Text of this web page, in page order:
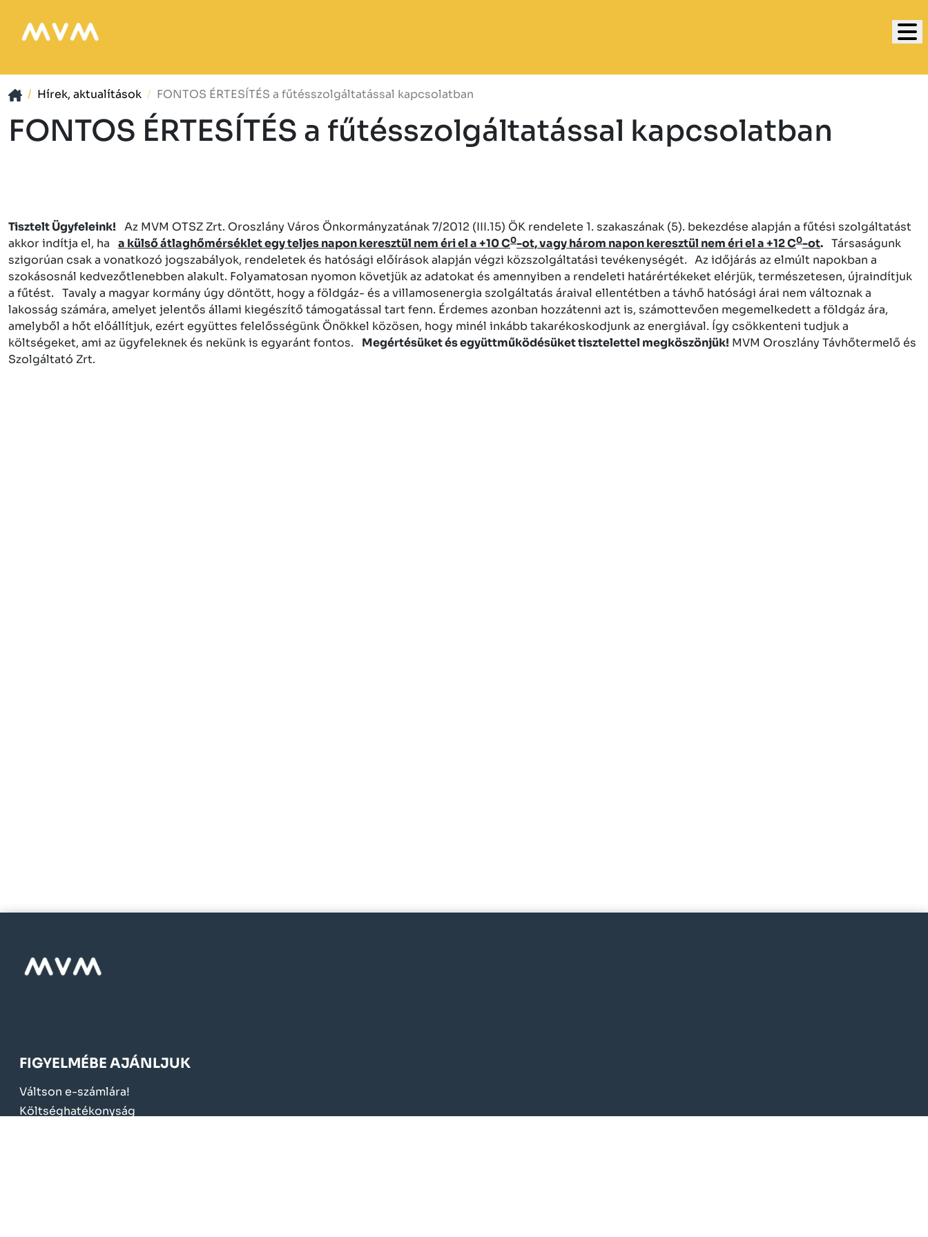
Hírek, aktualítások FONTOS ÉRTESÍTÉS a fűtésszolgáltatással kapcsolatban
FONTOS ÉRTESÍTÉS a fűtésszolgáltatással kapcsolatban
Tisztelt Ügyfeleink!
Az MVM OTSZ Zrt. Oroszlány Város Önkormányzatának 7/2012 (III.15) ÖK rendelete 1. szakaszának (5). bekezdése alapján a fűtési szolgáltatást
akkor indítja el, ha
a külső átlaghőmérséklet egy teljes napon keresztül nem éri el a +10 C0-ot, vagy három napon keresztül nem éri el a +12 C0-ot. Társaságunk
szigorúan csak a vonatkozó jogszabályok, rendeletek és hatósági előírások alapján végzi közszolgáltatási tevékenységét. Az időjárás az elmúlt napokban a
szokásosnál kedvezőtlenebben alakult. Folyamatosan nyomon követjük az adatokat és amennyiben a rendeleti határértékeket elérjük, természetesen, újraindítjuk
a fűtést. Tavaly a magyar kormány úgy döntött, hogy a földgáz- és a villamosenergia szolgáltatás áraival ellentétben a távhő hatósági árai nem változnak a
lakosság számára, amelyet jelentős állami kiegészítő támogatással tart fenn. Érdemes azonban hozzátenni azt is, számottevően megemelkedett a földgáz ára,
amelyből a hőt előállítjuk, ezért együttes felelősségünk Önökkel közösen, hogy minél inkább takarékoskodjunk az energiával. Így csökkenteni tudjuk a
költségeket, ami az ügyfeleknek és nekünk is egyaránt fontos. Megértésüket és együttműködésüket tisztelettel megköszönjük! MVM Oroszlány Távhőtermelő és
Szolgáltató Zrt.
FIGYELMÉBE AJÁNLJUK
Váltson e-számlára!
Költséghatékonyság